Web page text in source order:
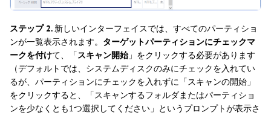
ステップ 2. 新しいインターフェイスでは、すべてのパーティショ
ンが一覧表示されます。 ターゲットパーティションにチェックマ
ークを付けて、「スキャン開始」をクリックする必要があります
（デフォルトでは、システムディスクのみにチェックを入れてい
るが、パーティションにチェックを入れずに「スキャンの開始」
をクリックすると、「スキャンするフォルダまたはパーティショ
ンを少なくとも1つ選択してください」というプロンプトが表示さ